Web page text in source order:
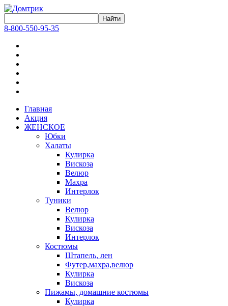
8-800-550-95-35
Главная
Акция
ЖЕНСКОЕ
Юбки
Халаты
Кулирка
Вискоза
Велюр
Махра
Интерлок
Туники
Велюр
Кулирка
Вискоза
Интерлок
Костюмы
Штапель, лен
Футер,махра,велюр
Кулирка
Вискоза
Пижамы, домашние костюмы
Кулирка